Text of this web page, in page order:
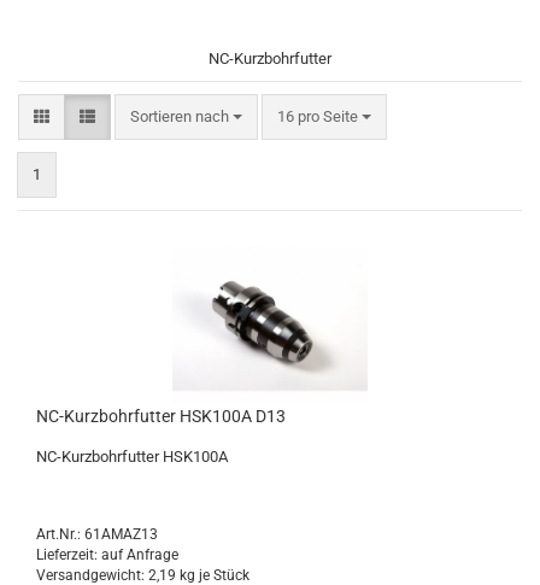
NC-Kurzbohrfutter
Sortieren nach
Sortieren nach 16 pro Seite
pro Seite
1
NC-Kurzbohrfutter HSK100A D13
NC-Kurzbohrfutter HSK100A
Art.Nr.: 61AMAZ13
Lieferzeit: auf Anfrage
Versandgewicht: 2,19 kg je Stück